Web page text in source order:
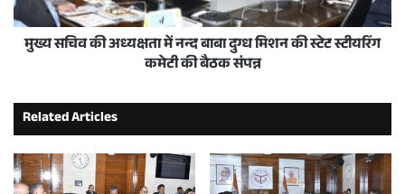
मुख्य सचिव की अध्यक्षता में नन्द बाबा दुग्ध मिशन की स्टेट स्टीयरिंग
कमेटी की बैठक संपन्न
Related Articles